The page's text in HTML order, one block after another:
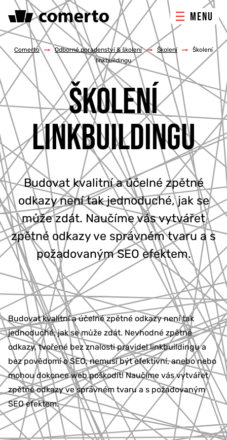
MENU
ONLINE MARKETING
TVORBA WEBU
PORADENSTVÍ & ŠKOLENÍ
REFERENCE
O NÁS
KONTAKTY
777 353 464
Comerto / Odborné poradenství & školení / Školení /
Školení
linkbuildingu
ŠKOLENÍ
LINKBUILDINGU
Budovat kvalitní a účelné zpětné
odkazy není tak jednoduché, jak se
může zdát. Naučíme vás vytvářet
zpětné odkazy ve správném tvaru a s
požadovaným SEO efektem.
Budovat kvalitní a účelné zpětné odkazy není tak
jednoduché, jak se může zdát. Nevhodné zpětné
odkazy, tvořené bez znalosti pravidel linkbuildingu a
bez povědomí o SEO, nemusí být efektivní, anebo nebo
mohou dokonce web poškodit! Naučíme vás vytvářet
zpětné odkazy ve správném tvaru a s požadovaným
SEO efektem.